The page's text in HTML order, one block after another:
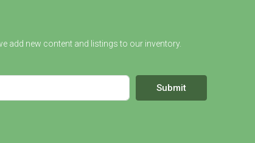
add new content and listings to our inventory.
Submit